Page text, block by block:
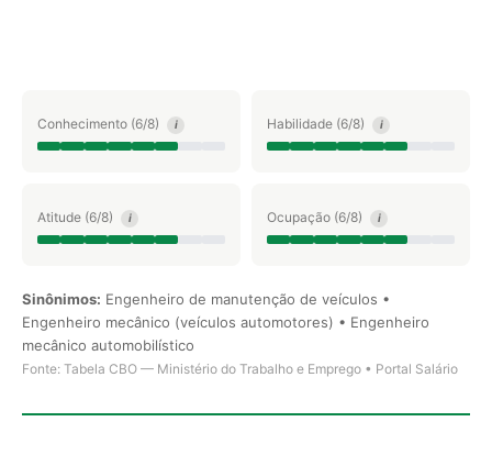
Conhecimento (6/8) i Habilidade (6/8) i
Atitude (6/8) i Ocupação (6/8) i
Sinônimos: Engenheiro de manutenção de veículos •
Engenheiro mecânico (veículos automotores) • Engenheiro
mecânico automobilístico
Fonte: Tabela CBO — Ministério do Trabalho e Emprego • Portal Salário